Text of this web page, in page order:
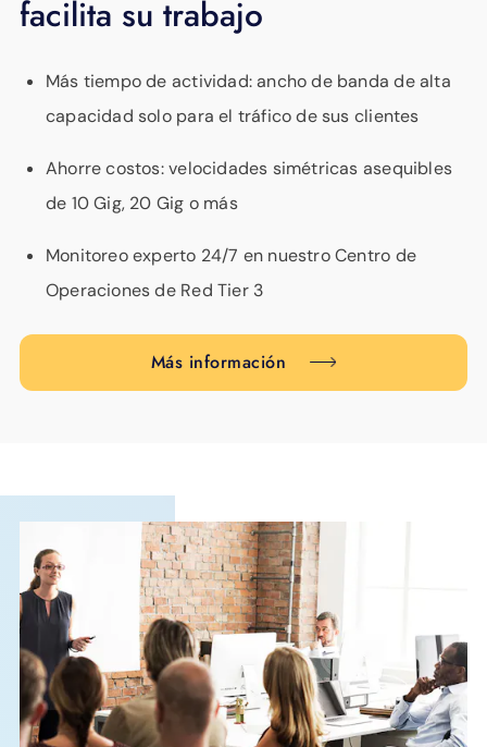
facilita su trabajo
Más tiempo de actividad: ancho de banda de alta
capacidad solo para el tráfico de sus clientes
Ahorre costos: velocidades simétricas asequibles
de 10 Gig, 20 Gig o más
Monitoreo experto 24/7 en nuestro Centro de
Operaciones de Red Tier 3
Más información